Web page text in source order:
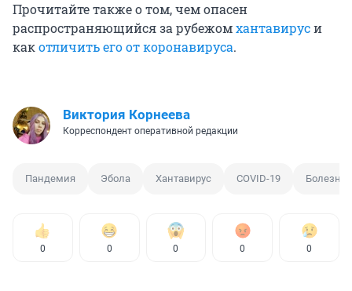
Прочитайте также о том, чем опасен
распространяющийся за рубежомхантавируси
какотличить его от коронавируса.
Виктория Корнеева
Корреспондент оперативной редакции
Пандемия Эбола Хантавирус COVID-19 Болезнь
0 0 0 0 0